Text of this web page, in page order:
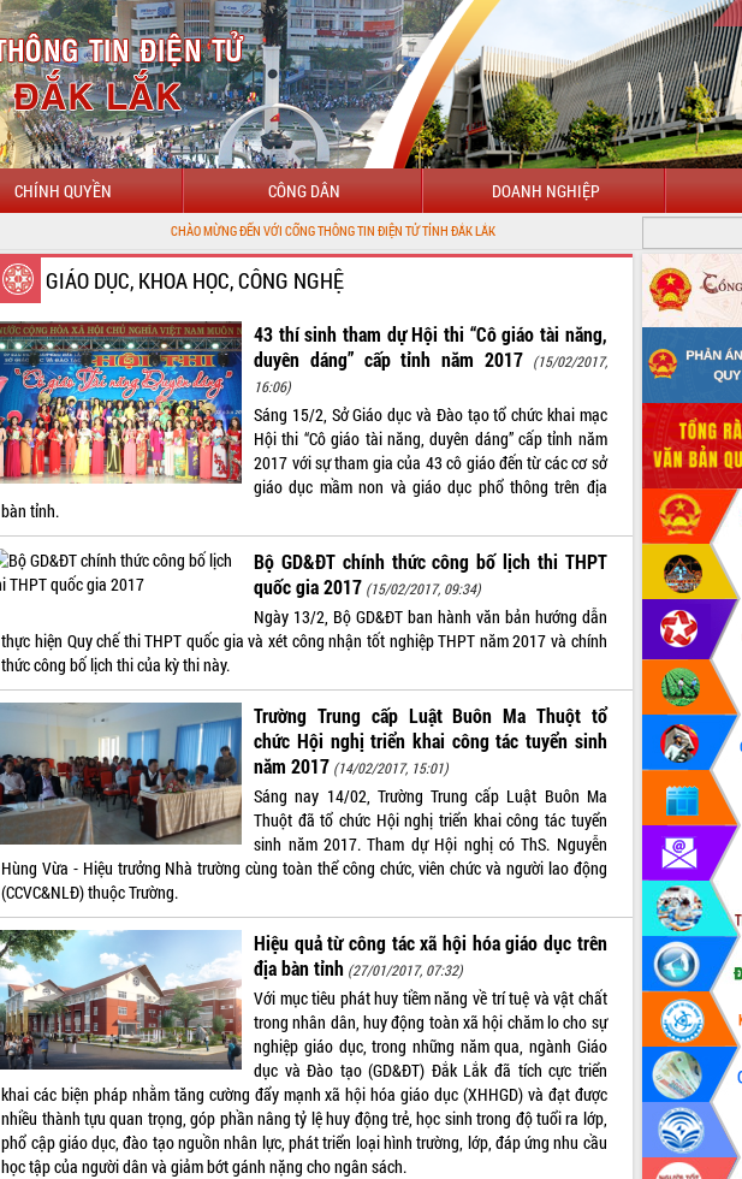
CHÍNH QUYỀN CÔNG DÂN DOANH NGHIỆP
CHÀO MỪNG ĐẾN VỚI CỔNG THÔNG TIN ĐIỆN TỬ TỈNH ĐẮK LẮK
GIÁO DỤC, KHOA HỌC, CÔNG NGHỆ
43 thí sinh tham dự Hội thi “Cô giáo tài năng,
duyên dáng” cấp tỉnh năm 2017 (15/02/2017,
16:06)
Sáng 15/2, Sở Giáo dục và Đào tạo tổ chức khai mạc
Hội thi “Cô giáo tài năng, duyên dáng” cấp tỉnh năm
2017 với sự tham gia của 43 cô giáo đến từ các cơ sở
giáo dục mầm non và giáo dục phổ thông trên địa
bàn tỉnh.
Bộ GD&ĐT chính thức công bố lịch thi THPT
quốc gia 2017 (15/02/2017, 09:34)
Ngày 13/2, Bộ GD&ĐT ban hành văn bản hướng dẫn
thực hiện Quy chế thi THPT quốc gia và xét công nhận tốt nghiệp THPT năm 2017 và chính
thức công bố lịch thi của kỳ thi này.
Trường Trung cấp Luật Buôn Ma Thuột tổ
chức Hội nghị triển khai công tác tuyển sinh
năm 2017 (14/02/2017, 15:01)
Sáng nay 14/02, Trường Trung cấp Luật Buôn Ma
Thuột đã tổ chức Hội nghị triển khai công tác tuyển
sinh năm 2017. Tham dự Hội nghị có ThS. Nguyễn
Hùng Vừa - Hiệu trưởng Nhà trường cùng toàn thể công chức, viên chức và người lao động
(CCVC&NLĐ) thuộc Trường.
Hiệu quả từ công tác xã hội hóa giáo dục trên
địa bàn tỉnh (27/01/2017, 07:32)
Với mục tiêu phát huy tiềm năng về trí tuệ và vật chất
trong nhân dân, huy động toàn xã hội chăm lo cho sự
nghiệp giáo dục, trong những năm qua, ngành Giáo
dục và Đào tạo (GD&ĐT) Đắk Lắk đã tích cực triển
khai các biện pháp nhằm tăng cường đẩy mạnh xã hội hóa giáo dục (XHHGD) và đạt được
nhiều thành tựu quan trọng, góp phần nâng tỷ lệ huy động trẻ, học sinh trong độ tuổi ra lớp,
phổ cập giáo dục, đào tạo nguồn nhân lực, phát triển loại hình trường, lớp, đáp ứng nhu cầu
học tập của người dân và giảm bớt gánh nặng cho ngân sách.